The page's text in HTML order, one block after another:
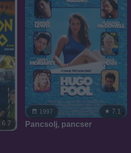
6.7
1997 7.1
Pancsolj, pancser